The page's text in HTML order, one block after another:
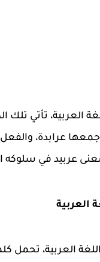
العربية، تأتي
عرابدة، والفعل
عربيد في سلوكه
العربية
العربية، تحمل